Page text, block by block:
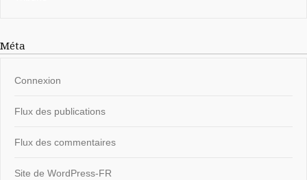
Méta
Connexion
Flux des publications
Flux des commentaires
Site de WordPress-FR